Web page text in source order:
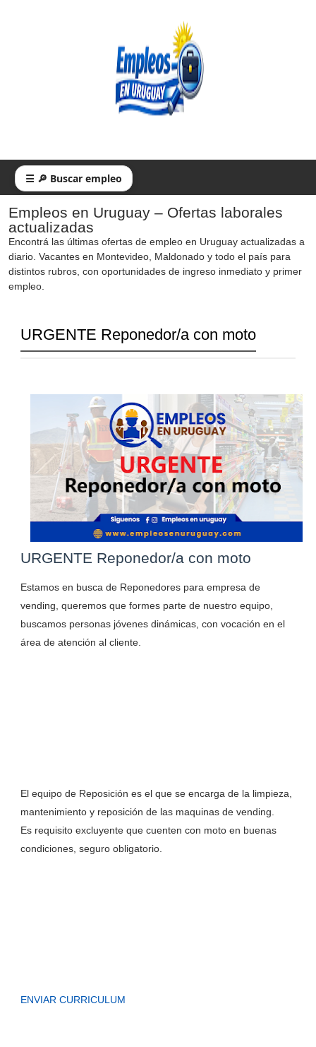
☰ 🔎 Buscar empleo
Empleos en Uruguay – Ofertas laborales
actualizadas
Encontrá las últimas ofertas de empleo en Uruguay actualizadas a
diario. Vacantes en Montevideo, Maldonado y todo el país para
distintos rubros, con oportunidades de ingreso inmediato y primer
empleo.
URGENTE Reponedor/a con moto
URGENTE Reponedor/a con moto
Estamos en busca de Reponedores para empresa de
vending, queremos que formes parte de nuestro equipo,
buscamos personas jóvenes dinámicas, con vocación en el
área de atención al cliente.
El equipo de Reposición es el que se encarga de la limpieza,
mantenimiento y reposición de las maquinas de vending.
Es requisito excluyente que cuenten con moto en buenas
condiciones, seguro obligatorio.
ENVIAR CURRICULUM